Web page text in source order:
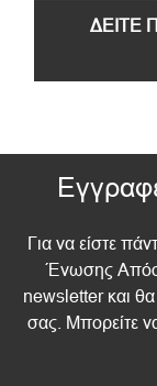
ΔΕΙΤΕ
Για να είστε
Ένωσης
newsletter και θα
σας. Μπορείτε